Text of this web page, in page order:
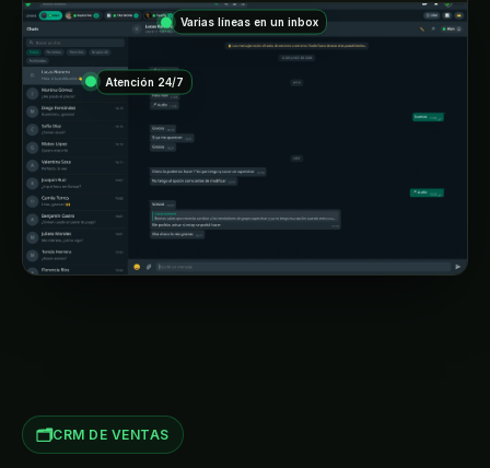
Varias líneas en un inbox
Atención 24/7
🗂️CRM DE VENTAS